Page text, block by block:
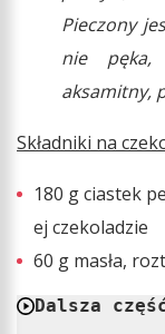
Pieczony
nie pęka,
aksamitny,
Składniki na
180 g ciastek
ej czekoladzie
60 g masła,
Dalsza